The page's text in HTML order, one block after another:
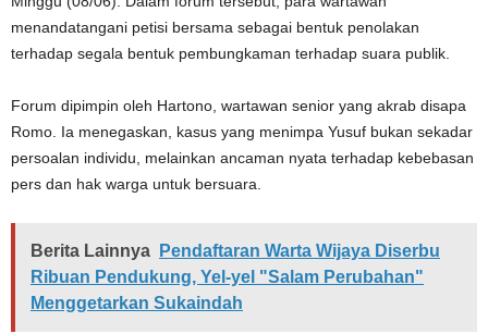
menandatangani petisi bersama sebagai bentuk penolakan
terhadap segala bentuk pembungkaman terhadap suara publik.
Forum dipimpin oleh Hartono, wartawan senior yang akrab disapa
Romo. Ia menegaskan, kasus yang menimpa Yusuf bukan sekadar
persoalan individu, melainkan ancaman nyata terhadap kebebasan
pers dan hak warga untuk bersuara.
Berita Lainnya
Pendaftaran Warta Wijaya Diserbu
Ribuan Pendukung, Yel-yel "Salam Perubahan"
Menggetarkan Sukaindah